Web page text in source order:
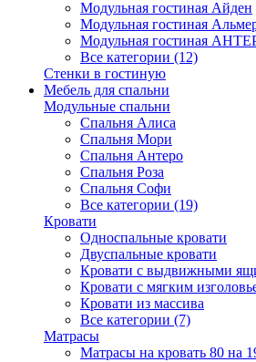
Модульная гостиная Айден
Модульная гостиная
Модульная гостиная
Все категории (12)
Стенки в гостиную
Мебель для спальни
Модульные спальни
Спальня Алиса
Спальня Мори
Спальня Антеро
Спальня Роза
Спальня Софи
Все категории (19)
Кровати
Односпальные кровати
Двуспальные кровати
Кровати с выдвижными
Кровати с мягким
Кровати из массива
Все категории (7)
Матрасы
Матрасы на кровать 80 на